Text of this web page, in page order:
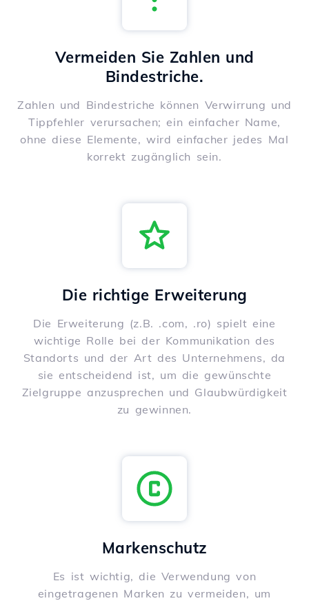
Vermeiden Sie Zahlen und
Bindestriche.
Zahlen und Bindestriche können Verwirrung und
Tippfehler verursachen; ein einfacher Name,
ohne diese Elemente, wird einfacher jedes Mal
korrekt zugänglich sein.
Die richtige Erweiterung
Die Erweiterung (z.B. .com, .ro) spielt eine
wichtige Rolle bei der Kommunikation des
Standorts und der Art des Unternehmens, da
sie entscheidend ist, um die gewünschte
Zielgruppe anzusprechen und Glaubwürdigkeit
zu gewinnen.
Markenschutz
Es ist wichtig, die Verwendung von
eingetragenen Marken zu vermeiden, um